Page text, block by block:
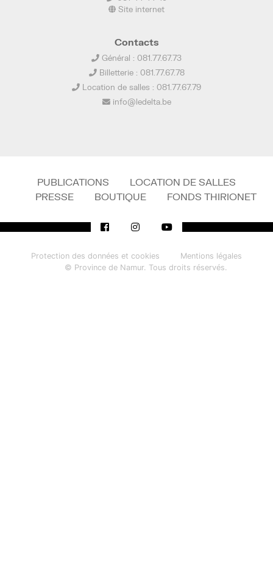
Site internet
Contacts
Général : 081.77.67.73
Billetterie : 081.77.67.78
Location de salles : 081.77.67.79
info@ledelta.be
PUBLICATIONS
LOCATION DE SALLES
PRESSE
BOUTIQUE FONDS THIRIONET
Protection des données et cookies
Mentions légales
© Province de Namur. Tous droits réservés.